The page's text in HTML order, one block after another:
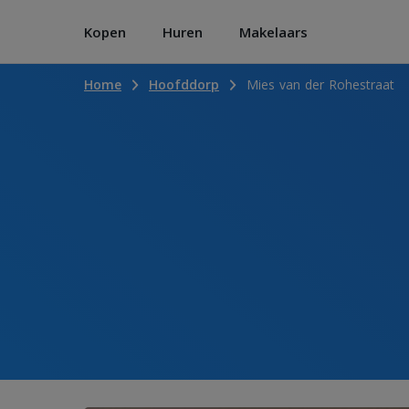
Kopen Huren Makelaars
Home Hoofddorp Mies van der Rohestraat